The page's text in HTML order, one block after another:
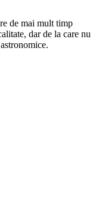
de mai mult timp
dar de la care nu